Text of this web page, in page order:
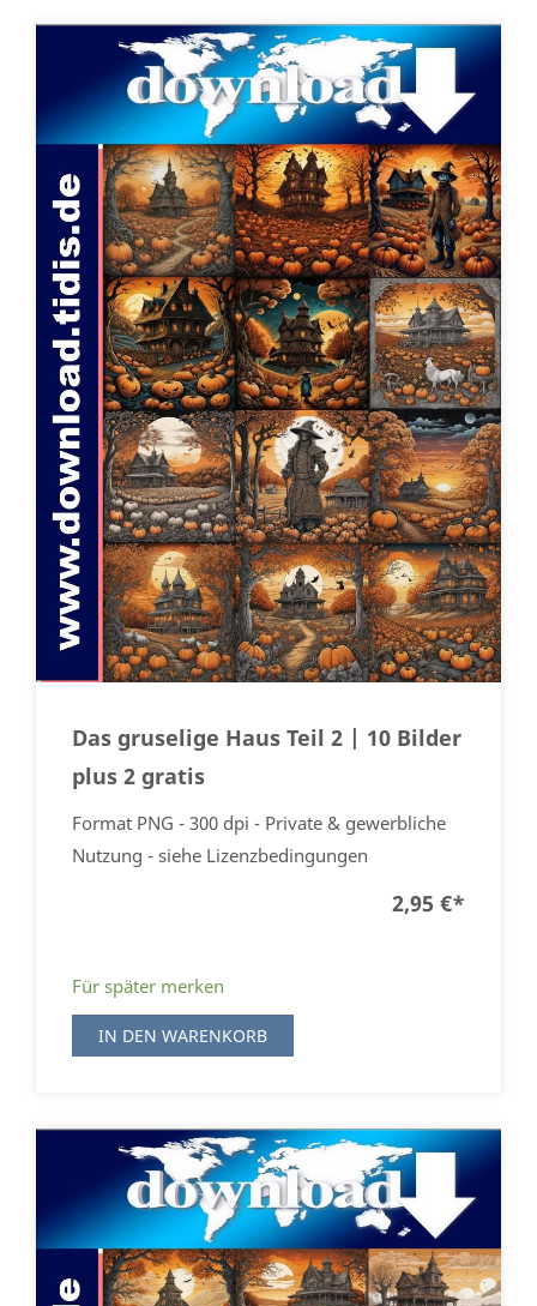
Das gruselige Haus Teil 2 | 10 Bilder
plus 2 gratis
Format PNG - 300 dpi - Private & gewerbliche
Nutzung - siehe Lizenzbedingungen
2,95 €*
Für später merken
IN DEN WARENKORB